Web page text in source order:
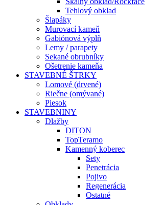
Tehlový obklad
Šlapáky
Murovací kameň
Gabiónová výplň
Lemy / parapety
Sekané obrubníky
Ošetrenie kameňa
STAVEBNÉ ŠTRKY
Lomové (drvené)
Riečne (omývané)
Piesok
STAVEBNINY
Dlažby
DITON
TopTeramo
Kamenný koberec
Sety
Penetrácia
Pojivo
Regenerácia
Ostatné